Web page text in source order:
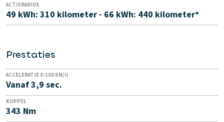
ACTIERADIUS
49 kWh: 310 kilometer - 66 kWh: 440 kilometer*
Prestaties
ACCELERATIE 0-100 KM/U
Vanaf 3,9 sec.
KOPPEL
343 Nm